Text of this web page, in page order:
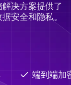
决方案提供了
安全和隐私。
端到端加